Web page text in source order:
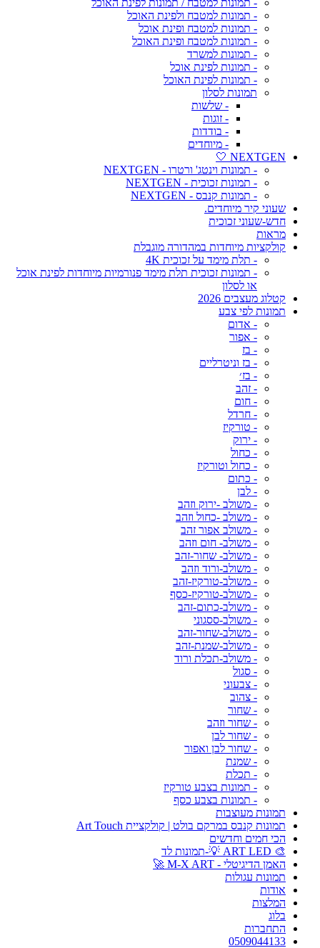
- תמונות למטבח / תמונות לפינת האוכל
- תמונות למטבח ולפינת האוכל
- תמונות למטבח ופינת אוכל
- תמונות למטבח ופינת האוכל
- תמונות למשרד
- תמונות לפינת אוכל
- תמונות לפינת האוכל
תמונות לסלון
- שלשות
- זוגות
- בודדות
- מיוחדים
NEXTGEN 🤍
- תמונות וינטג' ורטרו - NEXTGEN
- תמונות זכוכית - NEXTGEN
- תמונות קנבס - NEXTGEN
שעוני קיר מיוחדים.
חדש-שעוני זכוכית
מראות
קולקציות מיוחדות במהדורה מוגבלת
- תלת מימד על זכוכית 4K
- תמונות זכוכית תלת מימד פנורמיות מיוחדות לפינת אוכל
או לסלון
קטלוג מעצבים 2026
תמונות לפי צבע
- אדום
- אפור
- בז
- בז וניטרליים
- בז׳
- זהב
- חום
- חרדל
- טורקיז
- ירוק
- כחול
- כחול וטורקיז
- כתום
- לבן
- משולב -ירוק וזהב
- משולב -כחול וזהב
- משולב אפור זהב
- משולב- חום וזהב
- משולב- שחור-זהב
- משולב-ורוד וזהב
- משולב-טורקיז-זהב
- משולב-טורקיז-כסף
- משולב-כתום-זהב
- משולב-ססגוני
- משולב-שחור-זהב
- משולב-שמנת-זהב
- משולב-תכלת ורוד
- סגול
- צבעוני
- צהוב
- שחור
- שחור וזהב
- שחור לבן
- שחור לבן ואפור
- שמנת
- תכלת
- תמונות בצבע טורקיז
- תמונות בצבע כסף
תמונות מעוצבות
תמונות קנבס במרקם בולט | קולקציית Art Touch
הכי חמים וחדשים
🎨 ART LED 💡-תמונות לד
האמן הדיגיטלי - M-X ART 🚀
תמונות עגולות
אודות
המלצות
בלוג
התחברות
0509044133